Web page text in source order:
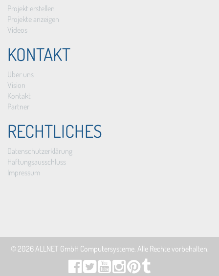
Projekt erstellen
Projekte anzeigen
Videos
KONTAKT
Über uns
Vision
Kontakt
Partner
RECHTLICHES
Datenschutzerklärung
Haftungsausschluss
Impressum
© 2026ALLNET GmbH Computersysteme. Alle Rechte vorbehalten.